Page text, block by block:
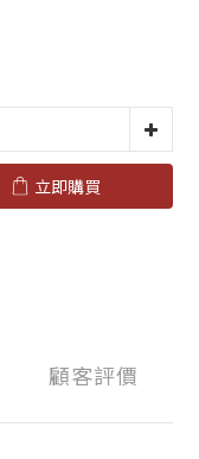
立即購買
顧客評價